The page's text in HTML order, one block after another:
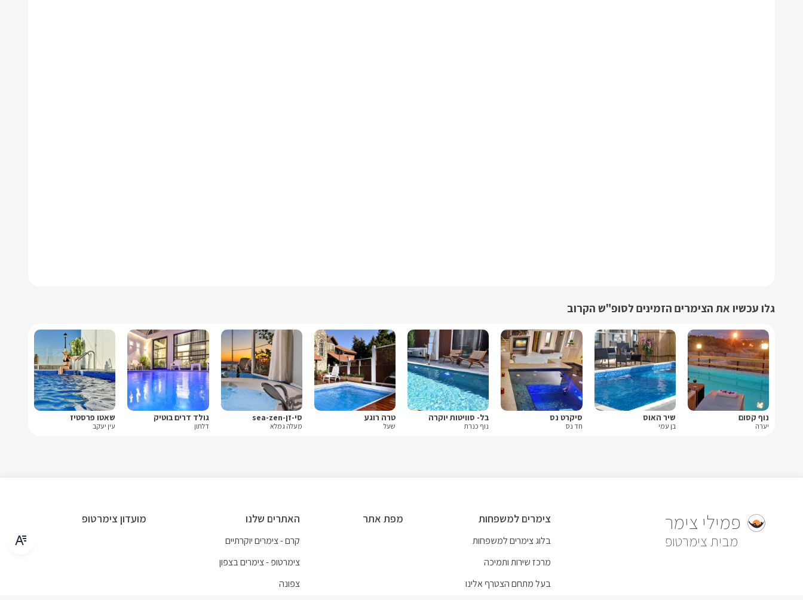
גלו עכשיו את הצימרים הזמינים לסופ"ש הקרוב
נוף קסום
יערה
שיר האוס
בן עמי
סיקרט נס
חד נס
בל- סוויטות יוקרה
נוף כנרת
טרה רוגע
שעל
סי-זן-sea-zen
מעלה גמלא
גולד דרים בוטיק
דלתון
שאטו פרסטיז
עין יעקב
פמילי צימר
צימרטופ
צימרים למשפחות
בלוג צימרים למשפחות
מרכז שירות ותמיכה
בעל מתחם הצטרף אלינו
מפת אתר האתרים שלנו
קרם - צימרים יוקרתיים
צימרטופ - צימרים בצפון
צפונה
מועדון צימרטופ